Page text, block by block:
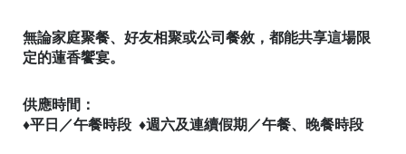
無論家庭聚餐、好友相聚或公司餐敘，都能共享這場限
定的蓮香饗宴。
供應時間：
♦平日／午餐時段 ♦週六及連續假期／午餐、晚餐時段